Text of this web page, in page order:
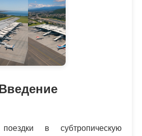
в субтропическую